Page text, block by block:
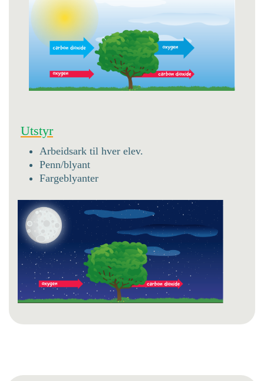
Utstyr
Arbeidsark til hver elev.
Penn/blyant
Fargeblyanter